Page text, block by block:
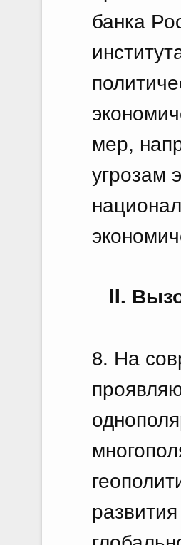
банка
мер,
угрозам
II.
8. На